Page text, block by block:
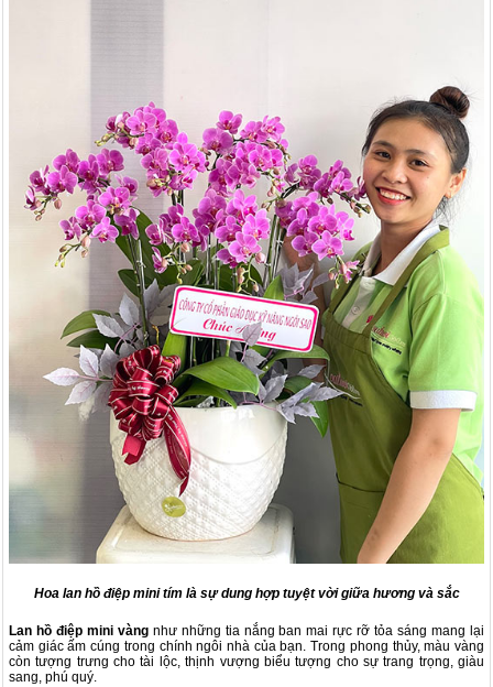
Hoa lan hồ điệp mini tím là sự dung hợp tuyệt vời giữa hương và sắc
Lan hồ điệp mini vàngnhư những tia nắng ban mai rực rỡ tỏa sáng mang lại
cảm giác ấm cúng trong chính ngôi nhà của bạn. Trong phong thủy, màu vàng
còn tượng trưng cho tài lộc, thịnh vượng biểu tượng cho sự trang trọng, giàu
sang, phú quý.